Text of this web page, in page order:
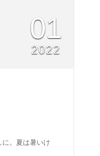
01
2022
。夏は暑いけ